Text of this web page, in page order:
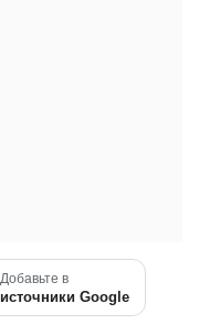
Добавьте в
источники Google